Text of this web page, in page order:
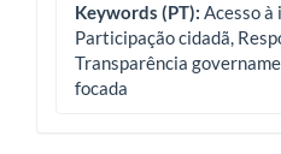
Keywords (PT): Acesso à
Participação cidadã,
Transparência
focada